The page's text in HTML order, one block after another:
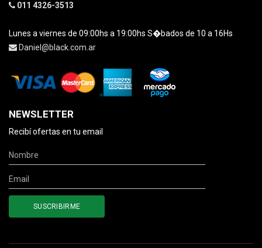
011 4326-3513
Lunes a viernes de 09:00hs a 19:00hs S�bados de 10 a 16Hs
Daniel@black.com.ar
NEWSLETTER
Recibí ofertas en tu email